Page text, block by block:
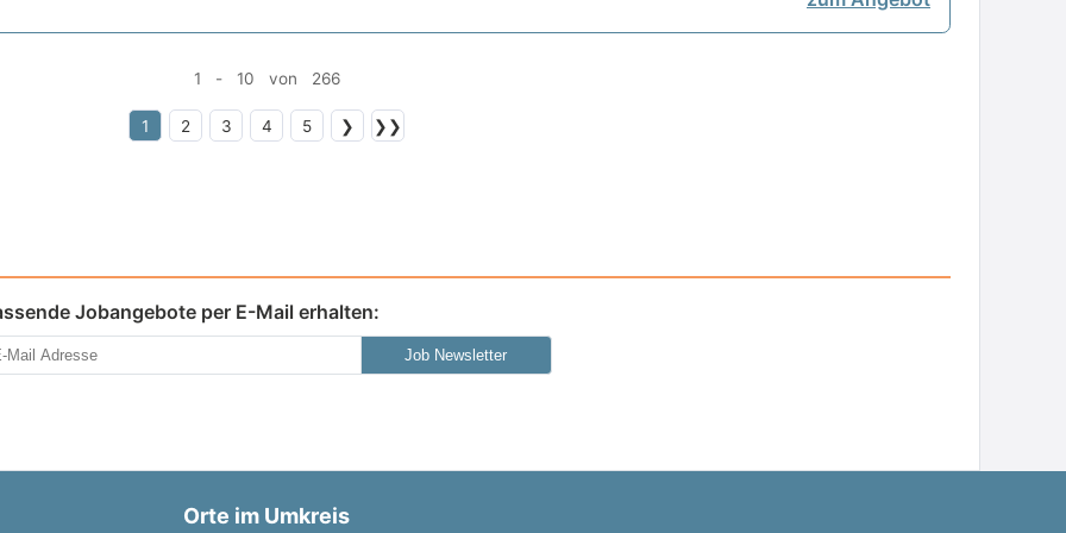
1 - 10 von 266
1 2 3 4 5 ❯ ❯❯
Jobangebote per E-Mail erhalten:
Job Newsletter
Orte im Umkreis